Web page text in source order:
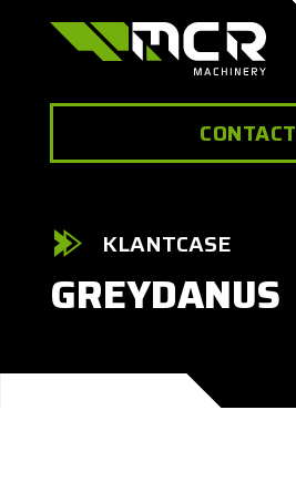
CONTACT
KLANTCASE
GREYDANUS